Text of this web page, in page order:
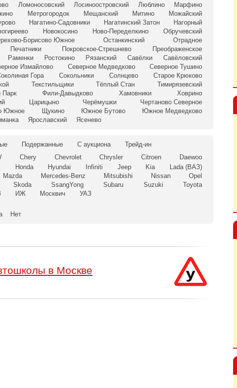
Ломоносовский Лосиноостровский Люблино
Марфино
Метрогородок Мещанский Митино
Можайский
Нагатино-Садовники Нагатинский Затон
Нагорный
Новокосино Ново-Переделкино
Обручевский
Борисово Южное
Останкинский
Отрадное
Печатники
Покровское-Стрешнево
Преображенское
Раменки
Ростокино Рязанский Савёлки
Савёловский
Измайлово
Северное Медведково
Северное Тушино
Гора
Сокольники Солнцево
Старое Крюково
Текстильщики Тёплый Стан
Тимирязевский
Парк
Фили-Давыдково Хамовники
Ховрино
Царицыно Черёмушки
Чертаново Северное
Южное
Щукино Южное Бутово
Южное Медведково
Ярославский Ясенево
Подержанные С аукциона
Трейд-ин
Chery Chevrolet Chrysler Citroen
Daewoo
Honda Hyundai Infiniti Jeep Kia
Lada (ВАЗ)
Mazda
Mercedes-Benz Mitsubishi Nissan
Opel
Skoda
SsangYong Subaru Suzuki
Toyota
ИЖ Москвич УАЗ
Нет
в Москве